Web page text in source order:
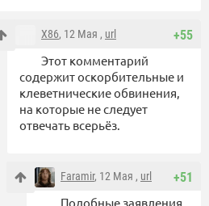
+55
X86, 12 Мая , url
Этот комментарий
содержит оскорбительные и
клеветнические обвинения,
на которые не следует
отвечать всерьёз.
+51
Faramir, 12 Мая , url
Подобные заявления